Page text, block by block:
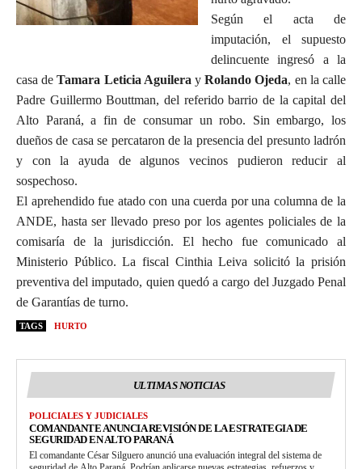
Según el acta de
imputación, el supuesto
delincuente ingresó a la
casa deTamara Leticia Aguilera yRolando Ojeda, en la calle
Padre Guillermo Bouttman, del referido barrio de la capital del
Alto Paraná, a fin de consumar un robo. Sin embargo, los
dueños de casa se percataron de la presencia del presunto ladrón
y con la ayuda de algunos vecinos pudieron reducir al
sospechoso.
El aprehendido fue atado con una cuerda por una columna de la
ANDE, hasta ser llevado preso por los agentes policiales de la
comisaría de la jurisdicción. El hecho fue comunicado al
Ministerio Público. La fiscal Cinthia Leiva solicitó la prisión
preventiva del imputado, quien quedó a cargo del Juzgado Penal
de Garantías de turno.
TAGS HURTO
ULTIMAS NOTICIAS
POLICIALES Y JUDICIALES
COMANDANTE ANUNCIA REVISIÓN DE LA ESTRATEGIA DE
SEGURIDAD EN ALTO PARANÁ
El comandante César Silguero anunció una evaluación integral del sistema de